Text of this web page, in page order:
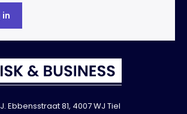
Ebbensstraat 81, 4007 WJ Tiel